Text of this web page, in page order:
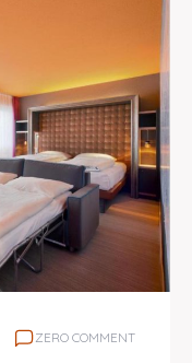
ZERO COMMENT